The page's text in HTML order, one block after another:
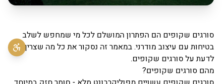
סורגים שקופים הם הפתרון המושלם לכל מי שמחפש לשלב
בטיחות עם עיצוב מודרני. במאמר זה נסקור את כל מה שצריך
לדעת על סורגים שקופים.
מהם סורגים שקופים?